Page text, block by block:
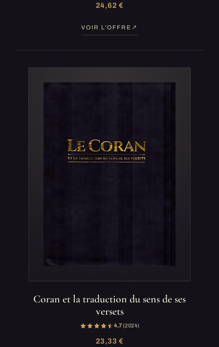
24,62 €
VOIR L'OFFRE
Coran et la traduction du sens de ses
versets
4,7(2 024)
23,33 €